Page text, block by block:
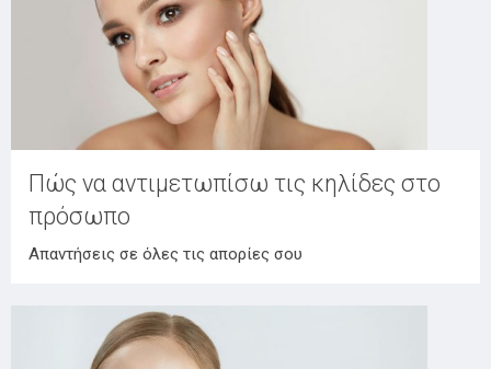
Πώς να αντιμετωπίσω τις κηλίδες στο
πρόσωπο
Απαντήσεις σε όλες τις απορίες σου